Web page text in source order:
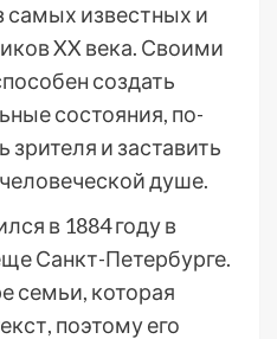
самых известных и
XX века. Своими
создать
состояния, по-
и заставить
душе.
в 1884 году в
Санкт-Петербурге.
семьи, которая
поэтому его